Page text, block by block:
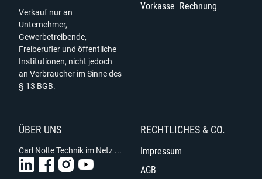
Verkauf nur an
Unternehmer,
Gewerbetreibende,
Freiberufler und öffentliche
Institutionen, nicht jedoch
an Verbraucher im Sinne des
§ 13 BGB.
Vorkasse Rechnung
ÜBER UNS
Carl Nolte Technik im Netz ...
RECHTLICHES & CO.
Impressum
AGB